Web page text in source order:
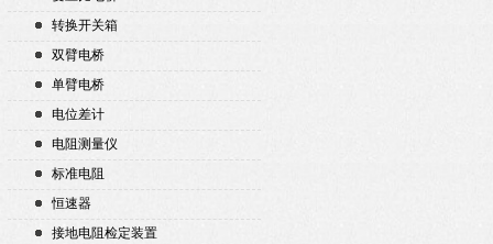
转换开关箱
双臂电桥
单臂电桥
电位差计
电阻测量仪
标准电阻
恒速器
接地电阻检定装置